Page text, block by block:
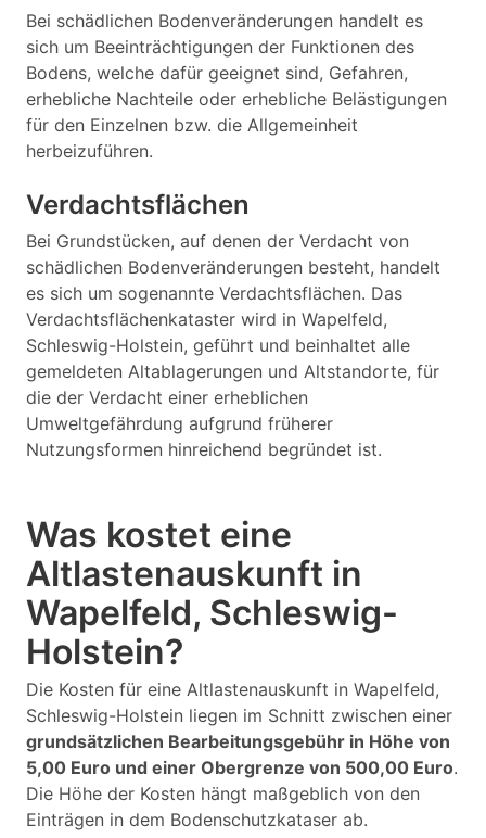
Bei schädlichen Bodenveränderungen handelt es
sich um Beeinträchtigungen der Funktionen des
Bodens, welche dafür geeignet sind, Gefahren,
erhebliche Nachteile oder erhebliche Belästigungen
für den Einzelnen bzw. die Allgemeinheit
herbeizuführen.
Verdachtsflächen
Bei Grundstücken, auf denen der Verdacht von
schädlichen Bodenveränderungen besteht, handelt
es sich um sogenannte Verdachtsflächen. Das
Verdachtsflächenkataster wird in Wapelfeld,
Schleswig-Holstein, geführt und beinhaltet alle
gemeldeten Altablagerungen und Altstandorte, für
die der Verdacht einer erheblichen
Umweltgefährdung aufgrund früherer
Nutzungsformen hinreichend begründet ist.
Was kostet eine
Altlastenauskunft in
Wapelfeld, Schleswig-
Holstein?
Die Kosten für eine Altlastenauskunft in Wapelfeld,
Schleswig-Holstein liegen im Schnitt zwischen einer
grundsätzlichen Bearbeitungsgebühr in Höhe von
5,00 Euro und einer Obergrenze von 500,00 Euro.
Die Höhe der Kosten hängt maßgeblich von den
Einträgen in dem Bodenschutzkataser ab.